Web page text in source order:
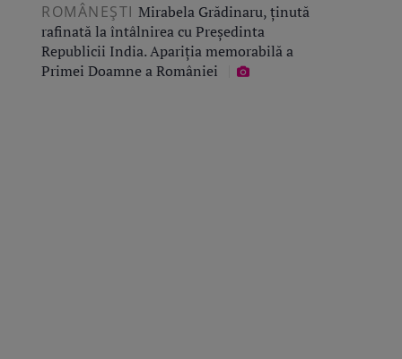
ROMÂNEŞTI Mirabela Grădinaru, ținută
rafinată la întâlnirea cu Președinta
Republicii India. Apariția memorabilă a
Primei Doamne a României